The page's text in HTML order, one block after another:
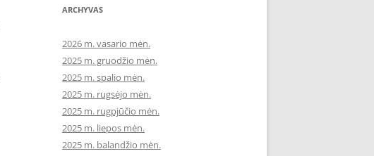
ARCHYVAS
2026 m. vasario mėn.
2025 m. gruodžio mėn.
2025 m. spalio mėn.
2025 m. rugsėjo mėn.
2025 m. rugpjūčio mėn.
2025 m. liepos mėn.
2025 m. balandžio mėn.